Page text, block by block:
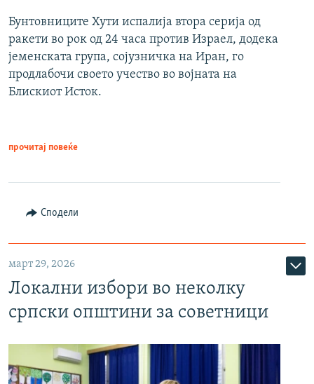
Бунтовниците Хути испалија втора серија од
ракети во рок од 24 часа против Израел, додека
јеменската група, сојузничка на Иран, го
продлабочи своето учество во војната на
Блискиот Исток.
прочитај повеќе
Сподели
март 29, 2026
Локални избори во неколку
српски општини за советници